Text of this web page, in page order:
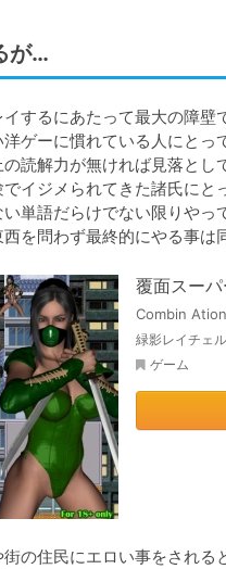
が…
するにあたって最大の障壁
ゲーに慣れている人にと
読解力が無ければ見落とし
イジメられてきた諸氏に
単語だらけでない限りやっ
を問わず最終的にやる事は
覆面スー
Combin Ation
緑影レイチェ
ゲーム
の住民にエロい事をされる